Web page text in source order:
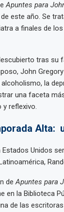
Apuntes para
este año. Se
a finales de
tras su
John
la
una faceta
reflexivo.
Alta:
Estados Unidos
deApuntes para
en la Biblioteca
de las